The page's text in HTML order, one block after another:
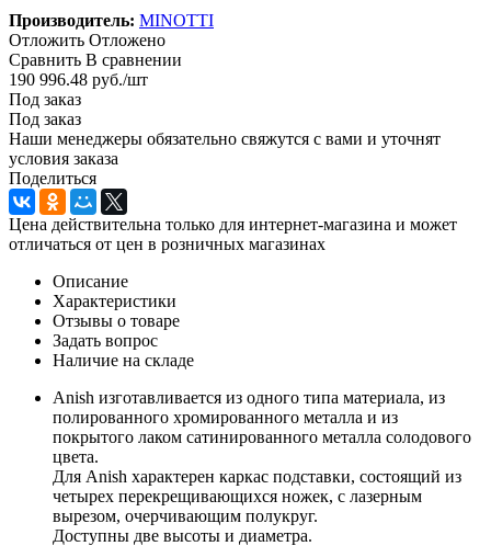
Производитель: MINOTTI
Отложить Отложено
Сравнить В сравнении
190 996.48 руб./шт
Под заказ
Под заказ
Наши менеджеры обязательно свяжутся с вами и уточнят
условия заказа
Поделиться
Цена действительна только для интернет-магазина и может
отличаться от цен в розничных магазинах
Описание
Характеристики
Отзывы о товаре
Задать вопрос
Наличие на складе
Anish изготавливается из одного типа материала, из
полированного хромированного металла и из
покрытого лаком сатинированного металла солодового
цвета.
Для Anish характерен каркас подставки, состоящий из
четырех перекрещивающихся ножек, с лазерным
вырезом, очерчивающим полукруг.
Доступны две высоты и диаметра.